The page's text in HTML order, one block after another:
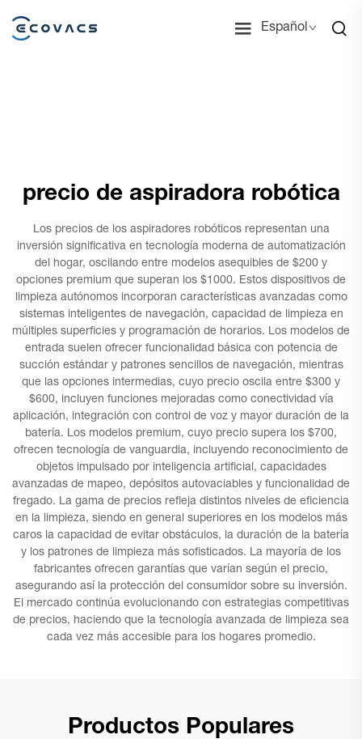
Español
precio de aspiradora robótica
Los precios de los aspiradores robóticos representan una
inversión significativa en tecnología moderna de automatización
del hogar, oscilando entre modelos asequibles de $200 y
opciones premium que superan los $1000. Estos dispositivos de
limpieza autónomos incorporan características avanzadas como
sistemas inteligentes de navegación, capacidad de limpieza en
múltiples superficies y programación de horarios. Los modelos de
entrada suelen ofrecer funcionalidad básica con potencia de
succión estándar y patrones sencillos de navegación, mientras
que las opciones intermedias, cuyo precio oscila entre $300 y
$600, incluyen funciones mejoradas como conectividad vía
aplicación, integración con control de voz y mayor duración de la
batería. Los modelos premium, cuyo precio supera los $700,
ofrecen tecnología de vanguardia, incluyendo reconocimiento de
objetos impulsado por inteligencia artificial, capacidades
avanzadas de mapeo, depósitos autovaciables y funcionalidad de
fregado. La gama de precios refleja distintos niveles de eficiencia
en la limpieza, siendo en general superiores en los modelos más
caros la capacidad de evitar obstáculos, la duración de la batería
y los patrones de limpieza más sofisticados. La mayoría de los
fabricantes ofrecen garantías que varían según el precio,
asegurando así la protección del consumidor sobre su inversión.
El mercado continúa evolucionando con estrategias competitivas
de precios, haciendo que la tecnología avanzada de limpieza sea
cada vez más accesible para los hogares promedio.
Productos Populares